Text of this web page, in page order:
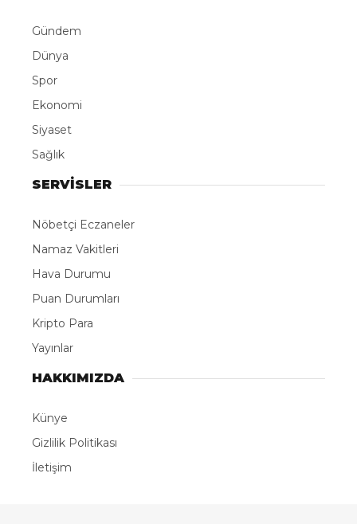
Gündem
Dünya
Spor
Ekonomi
Siyaset
Sağlık
SERVİSLER
Nöbetçi Eczaneler
Namaz Vakitleri
Hava Durumu
Puan Durumları
Kripto Para
Yayınlar
HAKKIMIZDA
Künye
Gizlilik Politikası
İletişim